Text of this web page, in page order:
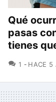
Qué
pasas
tienes
1 HACE 5